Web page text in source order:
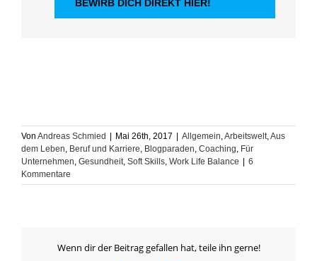
BEWIRB DICH DIREKT HIER!
Von Andreas Schmied Mai 26th, 2017 Allgemein,Arbeitswelt,Aus
dem Leben, Beruf und Karriere, Blogparaden, Coaching, Für
Unternehmen, Gesundheit, Soft Skills, Work Life Balance
6
Kommentare
Wenn dir der Beitrag gefallen hat, teile ihn gerne!